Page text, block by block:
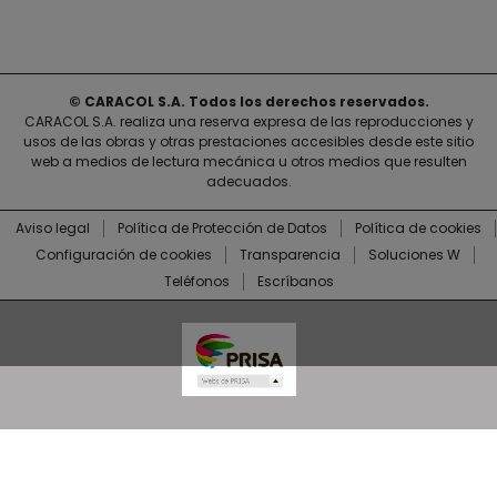
© CARACOL S.A. Todos los derechos reservados.
CARACOL S.A. realiza una reserva expresa de las reproducciones y
usos de las obras y otras prestaciones accesibles desde este sitio
web a medios de lectura mecánica u otros medios que resulten
adecuados.
Aviso legal Política de Protección de Datos
Política de cookies
Configuración de cookies
Transparencia
Soluciones W
Teléfonos
Escríbanos